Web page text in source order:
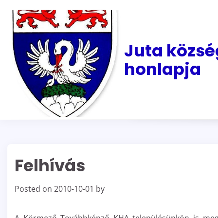
content
Juta
honlapja
Felhívás
Posted on 2010-10-01 by